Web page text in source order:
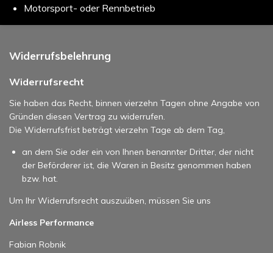
Motorsport- oder Rennbetrieb
Widerrufsbelehrung
Widerrufsrecht
Sie haben das Recht, binnen vierzehn Tagen ohne Angabe von
Gründen diesen Vertrag zu widerrufen.
Die Widerrufsfrist beträgt vierzehn Tage ab dem Tag,
an dem Sie oder ein von Ihnen benannter Dritter, der nicht
der Beförderer ist, die Waren in Besitz genommen haben
bzw. hat.
Um Ihr Widerrufsrecht auszuüben, müssen Sie uns
Airless Performance
Fabian Robnik